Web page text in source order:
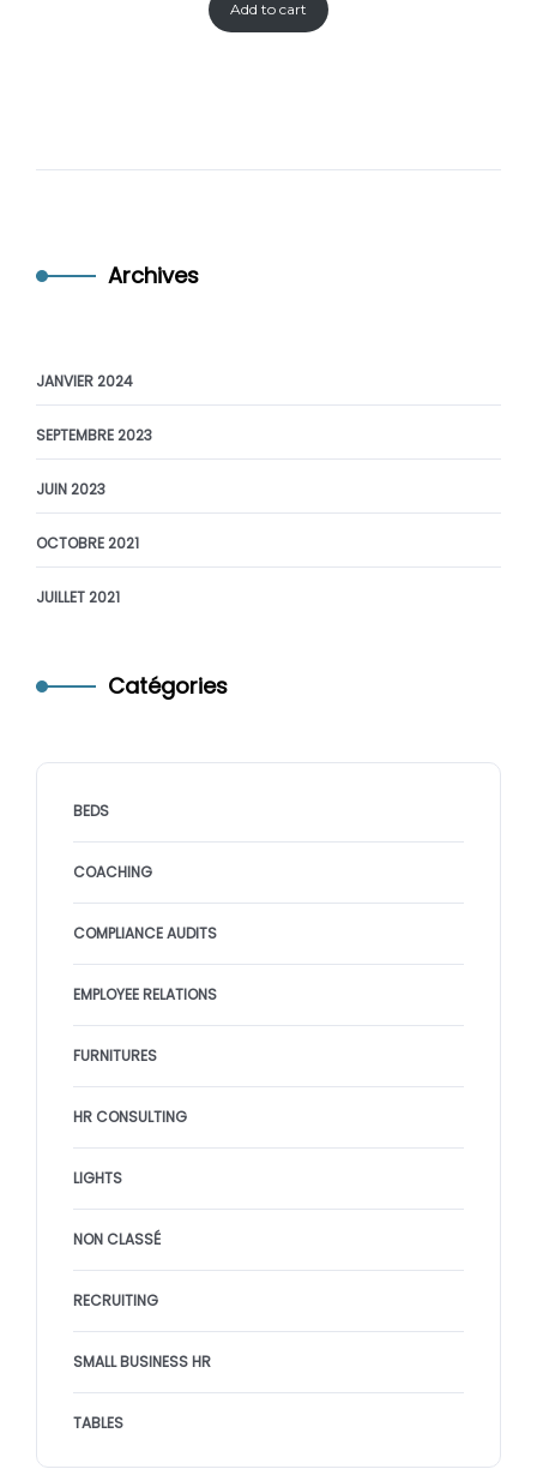
Add to cart
Archives
JANVIER 2024
SEPTEMBRE 2023
JUIN 2023
OCTOBRE 2021
JUILLET 2021
Catégories
BEDS
COACHING
COMPLIANCE AUDITS
EMPLOYEE RELATIONS
FURNITURES
HR CONSULTING
LIGHTS
NON CLASSÉ
RECRUITING
SMALL BUSINESS HR
TABLES